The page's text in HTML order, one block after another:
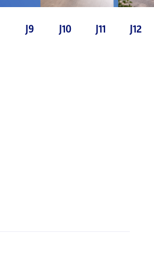
J9 J10 J11 J12